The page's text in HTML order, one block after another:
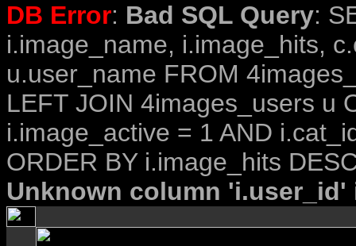
DB Error: Bad SQL Query:
i.image_name, i.image_hits,
u.user_name FROM
LEFT JOIN 4images_users u
i.image_active = 1 AND
ORDER BY i.image_hits
Unknown column